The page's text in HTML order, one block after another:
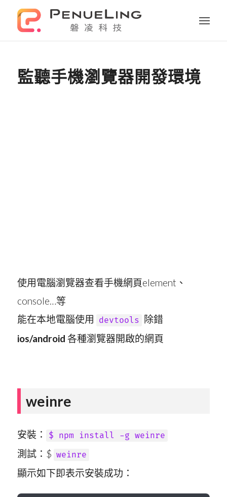
監聽手機瀏覽器開發環境
使用電腦瀏覽器查看手機網頁element、
console…等
能在本地電腦使用 devtools 除錯
ios/android 各種瀏覽器開啟的網頁
weinre
安裝： $ npm install -g weinre
測試：$ weinre
顯示如下即表示安裝成功：